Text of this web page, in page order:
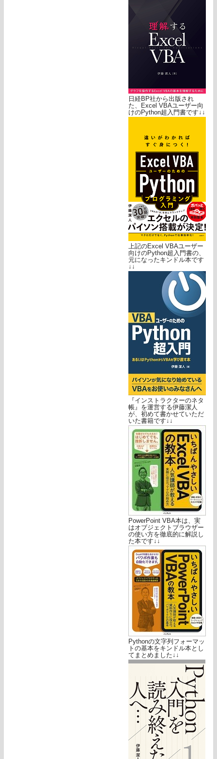
日経BP社から出版され
た、Excel VBAユーザー向
けのPython超入門書です↓↓
上記のExcel VBAユーザー
向けのPython超入門書の、
元になったキンドル本です
↓↓
『インストラクターのネタ
帳』を運営する伊藤潔人
が、初めて書かせていただ
いた書籍です↓↓
PowerPoint VBA本は、実
はオブジェクトブラウザー
の使い方を徹底的に解説し
た本です↓↓
Pythonの文字列フォーマッ
トの基本をキンドル本とし
てまとめました↓↓